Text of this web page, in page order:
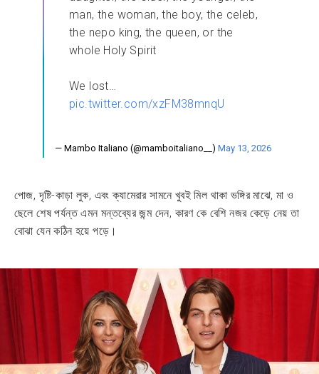
man, the woman, the boy, the celeb,
the nepo king, the queen, or the
whole Holy Spirit
We lost…
pic.twitter.com/xzFM38mnqU
— Mambo Italiano (@mamboitaliano__) May 13, 2026
পোজ, দৃষ্টি-কাড়া লুক, এবং ক্যামেরার সামনে খুবই মিল থাকা ভঙ্গির মাঝে, মা ও
ছেলে শেষ পর্যন্ত এমন মন্তব্যের জন্ম দেন, কারণ কে বেশি নজর কেড়ে নেয় তা
বোঝা যেন কঠিন হয়ে পড়ে।